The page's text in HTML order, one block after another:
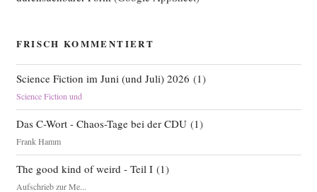
FRISCH KOMMENTIERT
Science Fiction im Juni (und Juli) 2026 (1)
Science Fiction und
Das C-Wort - Chaos-Tage bei der CDU(1)
Frank Hamm
The good kind of weird - Teil I(1)
Aufschrieb zur Me...